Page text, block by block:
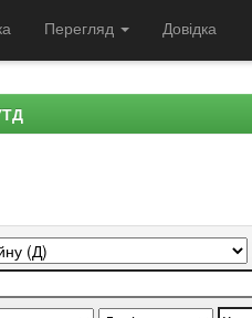
Перегляд Довідка